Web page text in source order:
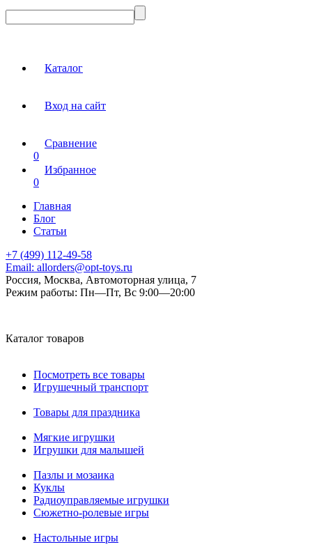
Каталог
Вход на сайт
Сравнение
0
Избранное
0
Главная
Блог
Статьи
+7 (499) 112-49-58
Email: allorders@opt-toys.ru
Россия, Москва, Автомоторная улица, 7
Режим работы: Пн—Пт, Вс 9:00—20:00
Каталог товаров
Посмотреть все товары
Игрушечный транспорт
Товары для праздника
Мягкие игрушки
Игрушки для малышей
Пазлы и мозаика
Куклы
Радиоуправляемые игрушки
Сюжетно-ролевые игры
Настольные игры